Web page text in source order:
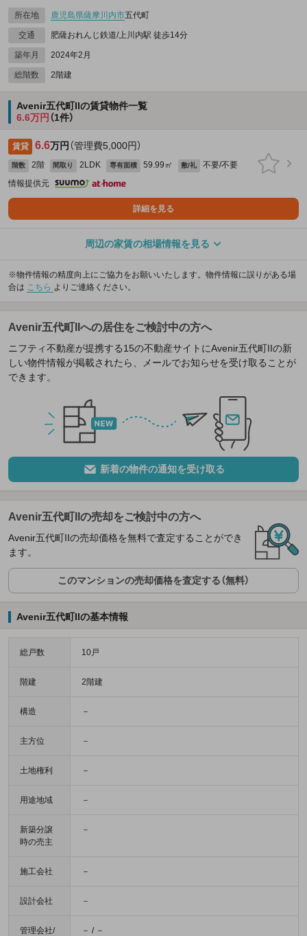
所在地 鹿児島県薩摩川内市五代町
交通 肥薩おれんじ鉄道/上川内駅 徒歩14分
築年月 2024年2月
総階数 2階建
Avenir五代町IIの賃貸物件一覧
6.6万円 （1件）
賃貸 6.6万円 （管理費5,000円）
階数 2階 間取り 2LDK 専有面積 59.99㎡ 敷/礼
不要/不要
情報提供元
詳細を見る
周辺の家賃の相場情報を見る
※物件情報の精度向上にご協力をお願いいたします。物件情報に誤りがある場
合は こちら よりご連絡ください。
Avenir五代町IIへの居住をご検討中の方へ
ニフティ不動産が提携する15の不動産サイトにAvenir五代町IIの新
しい物件情報が掲載されたら、メールでお知らせを受け取ることが
できます。
新着の物件の通知を受け取る
Avenir五代町IIの売却をご検討中の方へ
Avenir五代町IIの売却価格を無料で査定することができ
ます。
このマンションの売却価格を査定する（無料）
Avenir五代町IIの基本情報
総戸数 10戸
階建 2階建
構造 －
主方位 －
土地権利 －
用途地域 －
新築分譲
時の売主
－
施工会社 －
設計会社 －
管理会社/
－ / －